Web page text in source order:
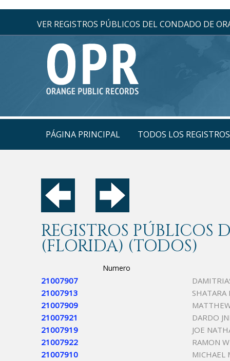
VER REGISTROS PÚBLICOS DEL CONDADO DE
PÁGINA PRINCIPAL TODOS LOS
REGISTROS
(FLORIDA) (TODOS)
Numero
21007907
21007913
SHATARA
21007909
21007921
DARDO
21007919
JOE
21007922
RAMON
21007910
MICHAEL